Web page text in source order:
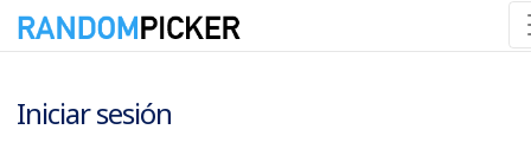
Iniciar sesión